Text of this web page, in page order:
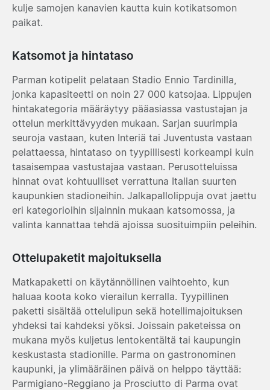
kulje samojen kanavien kautta kuin kotikatsomon
paikat.
Katsomot ja hintataso
Parman kotipelit pelataan Stadio Ennio Tardinilla,
jonka kapasiteetti on noin 27 000 katsojaa. Lippujen
hintakategoria määräytyy pääasiassa vastustajan ja
ottelun merkittävyyden mukaan. Sarjan suurimpia
seuroja vastaan, kuten Interiä tai Juventusta vastaan
pelattaessa, hintataso on tyypillisesti korkeampi kuin
tasaisempaa vastustajaa vastaan. Perusotteluissa
hinnat ovat kohtuulliset verrattuna Italian suurten
kaupunkien stadioneihin. Jalkapallolippuja ovat jaettu
eri kategorioihin sijainnin mukaan katsomossa, ja
valinta kannattaa tehdä ajoissa suosituimpiin peleihin.
Ottelupaketit majoituksella
Matkapaketti on käytännöllinen vaihtoehto, kun
haluaa koota koko vierailun kerralla. Tyypillinen
paketti sisältää ottelulipun sekä hotellimajoituksen
yhdeksi tai kahdeksi yöksi. Joissain paketeissa on
mukana myös kuljetus lentokentältä tai kaupungin
keskustasta stadionille. Parma on gastronominen
kaupunki, ja ylimääräinen päivä on helppo täyttää:
Parmigiano-Reggiano ja Prosciutto di Parma ovat